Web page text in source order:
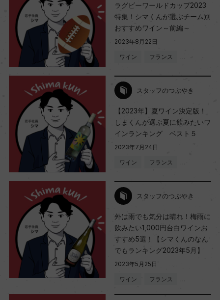
ラグビーワールドカップ2023
特集！シマくんが選ぶチーム別
おすすめワイン～前編～
2023年8月22日
ワイン フランス …
スタッフのつぶやき
【2023年】夏ワイン決定版！
しまくんが選ぶ夏に飲みたいワ
インランキング ベスト５
2023年7月24日
ワイン フランス …
スタッフのつぶやき
外は雨でも気分は晴れ！梅雨に
飲みたい1,000円台白ワインお
すすめ5選！【シマくんのなん
でもランキング2023年5月】
2023年5月25日
ワイン フランス …